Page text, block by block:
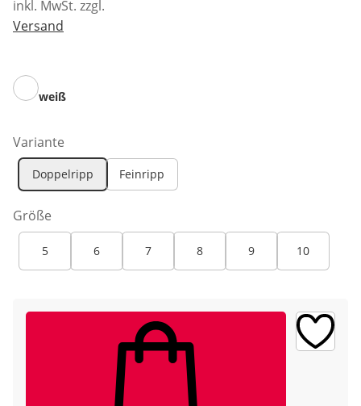
inkl. MwSt. zzgl.
Versand
weiß
Variante
Doppelripp Feinripp
Größe
5 6 7 8 9 10